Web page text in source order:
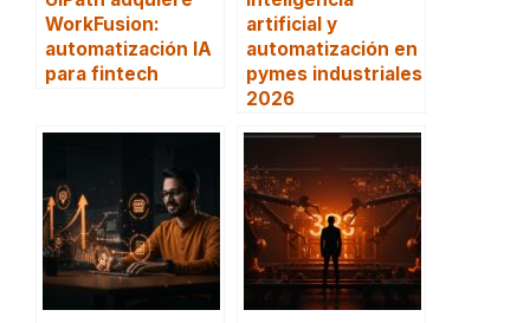
WorkFusion:
automatización IA
para fintech
artificial y
automatización en
pymes industriales
2026